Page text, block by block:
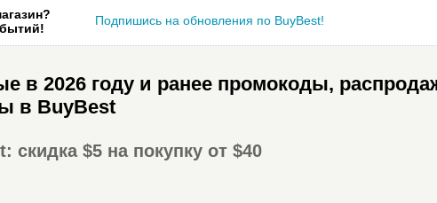
Подпишись на обновления по BuyBest!
в 2026 году и ранее промокоды,
в BuyBest
скидка $5 на покупку от $40